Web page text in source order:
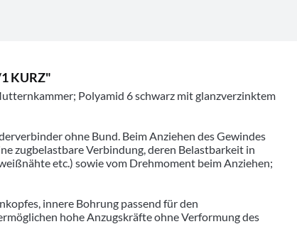
KURZ"
Polyamid 6 schwarz mit glanzverzinktem
ohne Bund. Beim Anziehen des Gewindes
zugbelastbare Verbindung, deren Belastbarkeit in
etc.) sowie vom Drehmoment beim Anziehen;
innere Bohrung passend für den
hohe Anzugskräfte ohne Verformung des